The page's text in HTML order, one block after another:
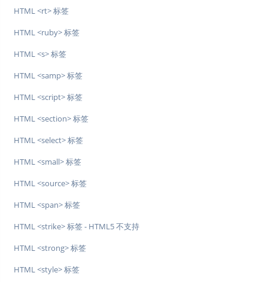
HTML <rt> 标签
HTML <ruby> 标签
HTML <s> 标签
HTML <samp> 标签
HTML <script> 标签
HTML <section> 标签
HTML <select> 标签
HTML <small> 标签
HTML <source> 标签
HTML <span> 标签
HTML <strike> 标签 - HTML5 不支持
HTML <strong> 标签
HTML <style> 标签